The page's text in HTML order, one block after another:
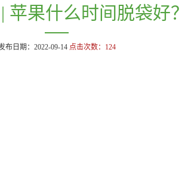
苹果什么时间脱袋好？
布日期：2022-09-14 点击次数： 124